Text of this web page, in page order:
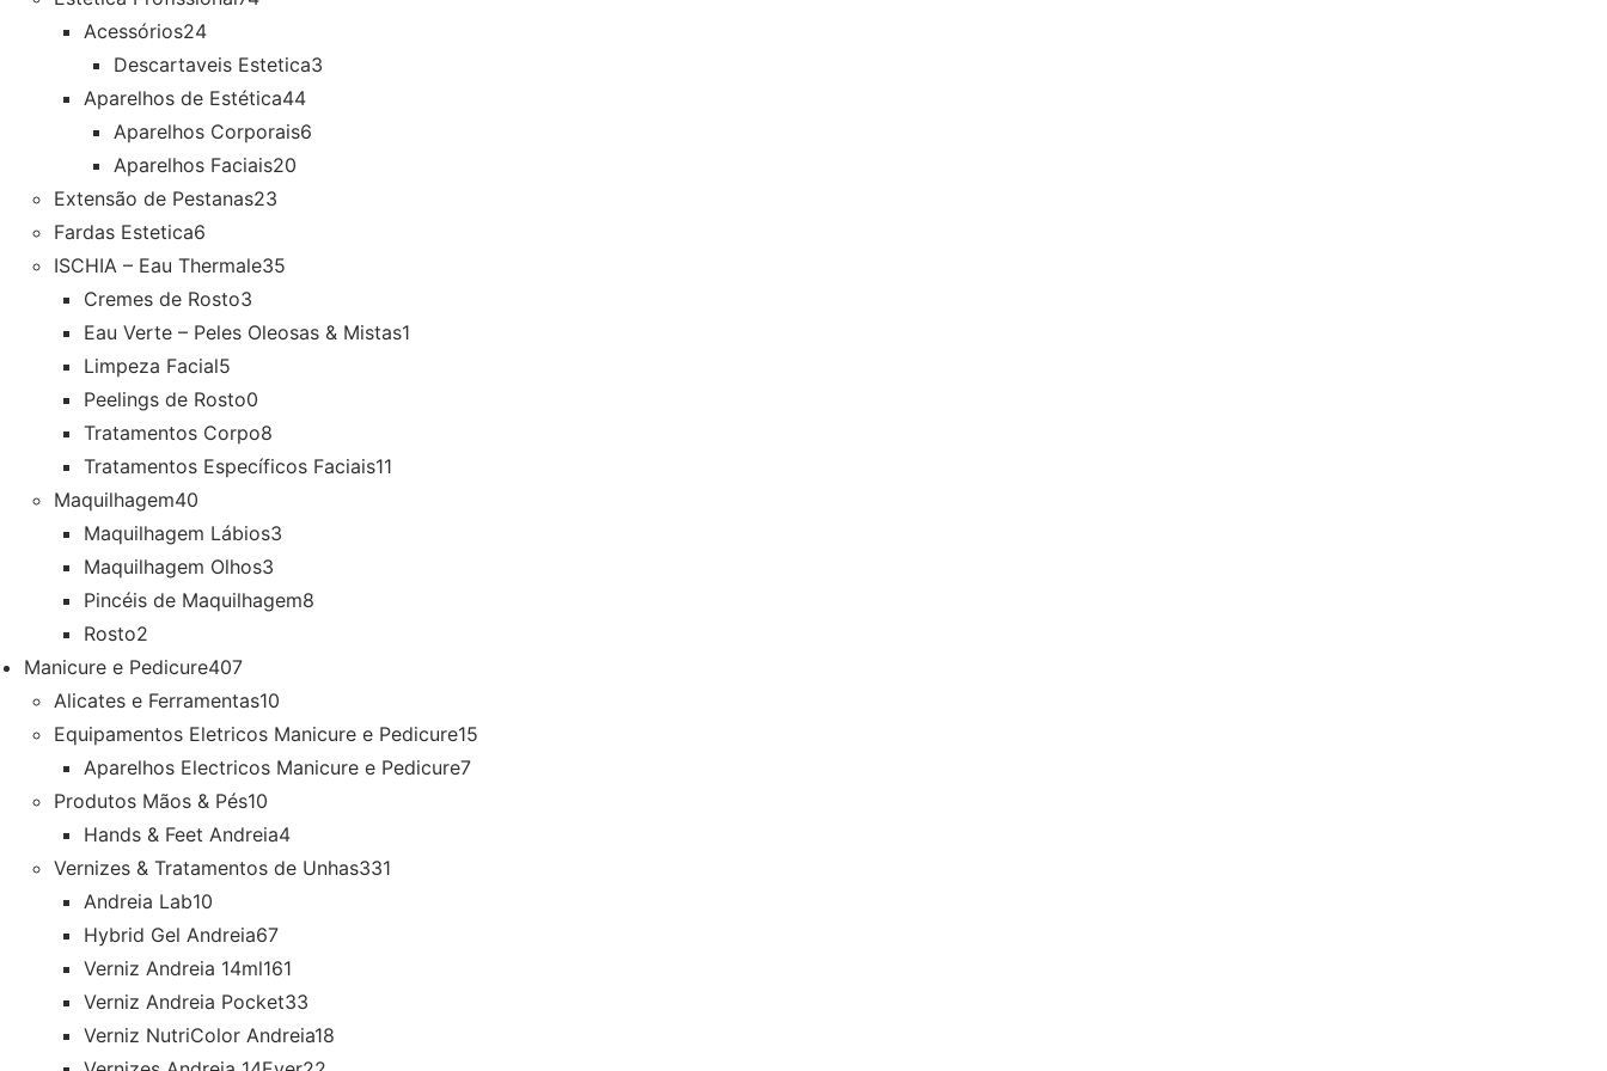
Acessórios24
Descartaveis Estetica3
Aparelhos de Estética44
Aparelhos Corporais6
Aparelhos Faciais20
Extensão de Pestanas23
Fardas Estetica6
ISCHIA – Eau Thermale35
Cremes de Rosto3
Eau Verte – Peles Oleosas & Mistas1
Limpeza Facial5
Peelings de Rosto0
Tratamentos Corpo8
Tratamentos Específicos Faciais11
Maquilhagem40
Maquilhagem Lábios3
Maquilhagem Olhos3
Pincéis de Maquilhagem8
Rosto2
Manicure e Pedicure407
Alicates e Ferramentas10
Equipamentos Eletricos Manicure e Pedicure15
Aparelhos Electricos Manicure e Pedicure7
Produtos Mãos & Pés10
Hands & Feet Andreia4
Vernizes & Tratamentos de Unhas331
Andreia Lab10
Hybrid Gel Andreia67
Verniz Andreia 14ml161
Verniz Andreia Pocket33
Verniz NutriColor Andreia18